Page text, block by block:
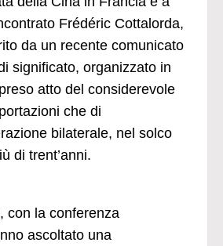
Frédéric Cottalorda,
da un recente comunicato
significato, organizzato in
atto del considerevole
che di
bilaterale, nel solco
di trent’anni.
con la conferenza
ascoltato una